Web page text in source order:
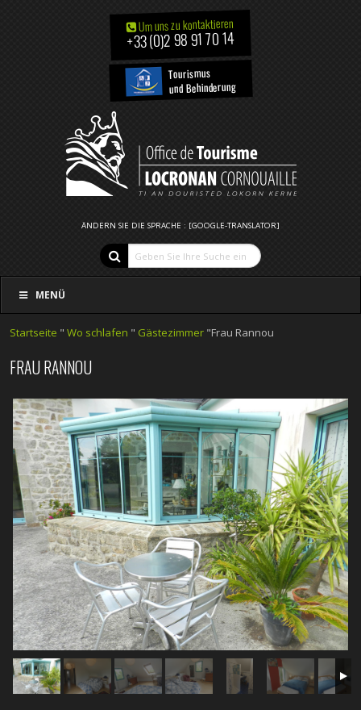
Um uns zu kontaktieren
+33 (0)2 98 91 70 14
Tourismus
und Behinderung
ÄNDERN SIE DIE SPRACHE : [GOOGLE-TRANSLATOR]
MENÜ
Startseite "Wo schlafen " Gästezimmer "Frau Rannou
FRAU RANNOU